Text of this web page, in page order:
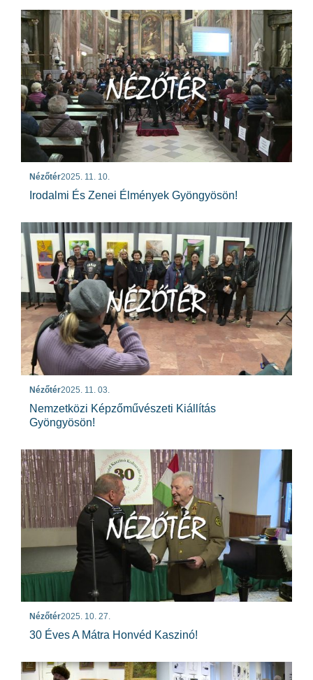
Nézőtér2025. 11. 10.
Irodalmi És Zenei Élmények Gyöngyösön!
Nézőtér2025. 11. 03.
Nemzetközi Képzőművészeti Kiállítás
Gyöngyösön!
Nézőtér2025. 10. 27.
30 Éves A Mátra Honvéd Kaszinó!